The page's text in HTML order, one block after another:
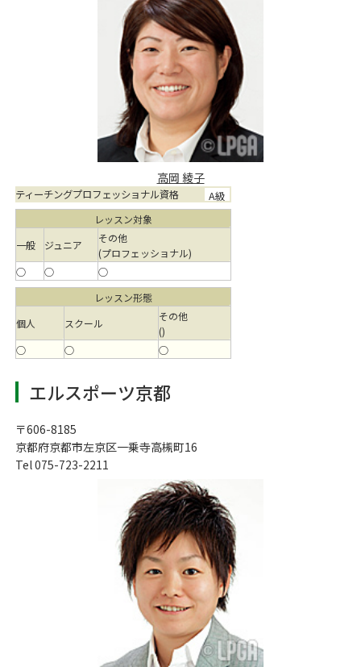
高岡 綾子
ティーチングプロフェッショナル資格 A級
レッスン対象
一般
ジュニア
その他
(プロフェッショナル)
○
○
○
レッスン形態
個人
スクール
その他
()
○
○ ○
エルスポーツ京都
〒606-8185
京都府京都市左京区一乗寺高槻町16
Tel 075-723-2211